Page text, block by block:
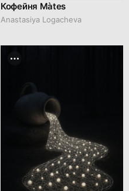
Кофейня Màtes
Anastasiya Logacheva